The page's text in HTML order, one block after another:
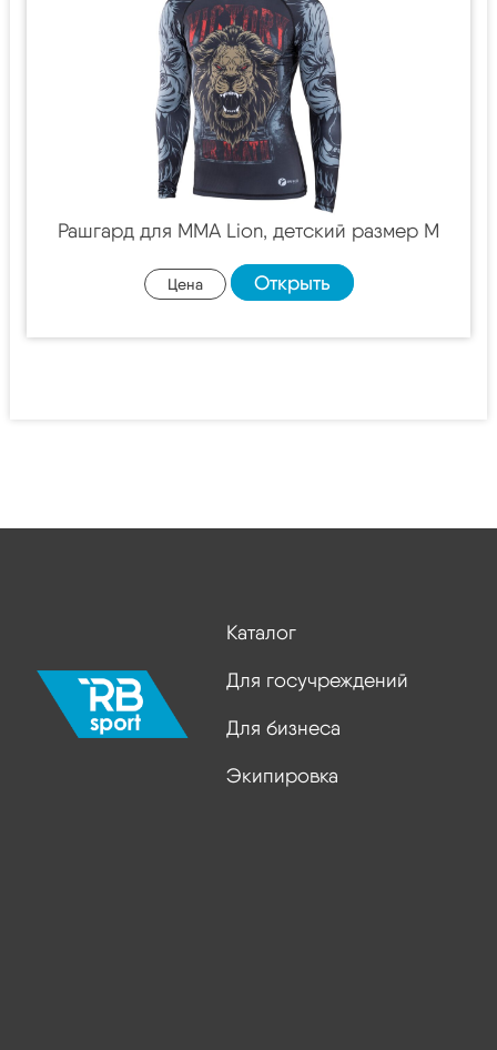
Рашгард для MMA Lion, детский размер M
Цена Открыть
Каталог
Для госучреждений
Для бизнеса
Экипировка